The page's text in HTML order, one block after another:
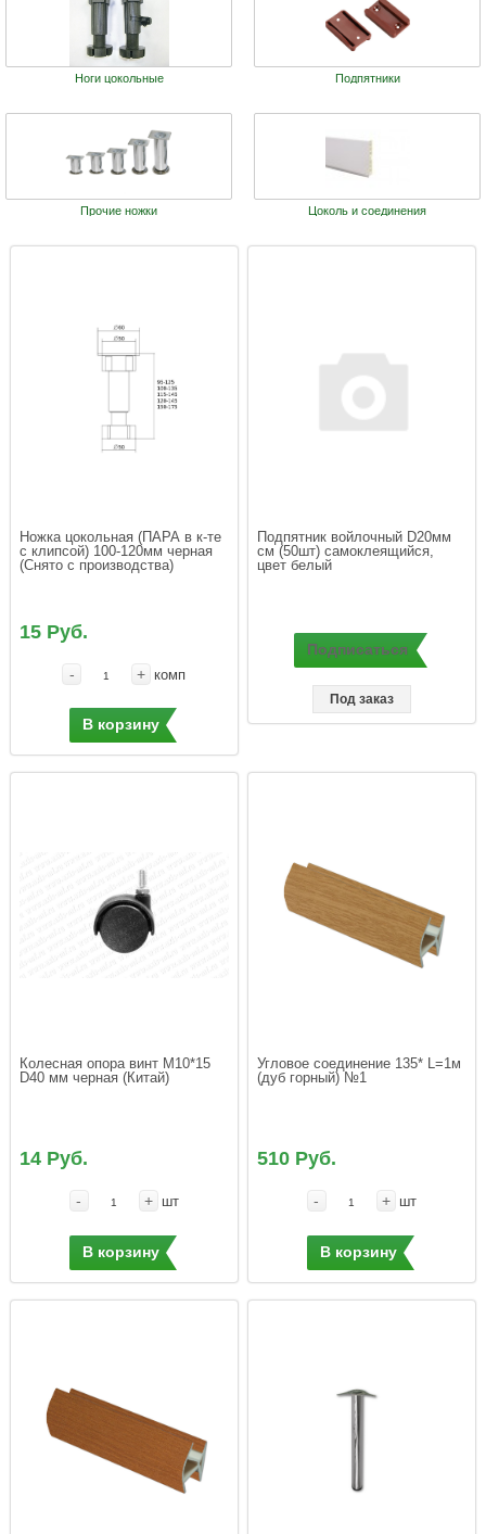
Ноги цокольные Подпятники
Прочие ножки Цоколь и соединения
Ножка цокольная (ПАРА в к-те
с клипсой) 100-120мм черная
(Снято с производства)
15 Руб.
- + комп
В корзину
Подпятник войлочный D20мм
cм (50шт) самоклеящийся,
цвет белый
Подписаться
Под заказ
Колесная опора винт М10*15
14 Руб.
- + шт
В корзину
Угловое соединение 135* L=1м
(дуб горный) №1
510 Руб.
- + шт
В корзину